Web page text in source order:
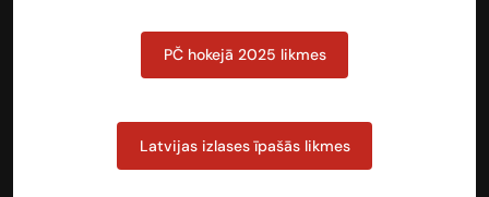
PČ hokejā 2025 likmes
Latvijas izlases īpašās likmes